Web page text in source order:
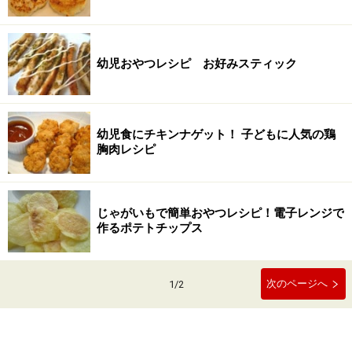
幼児おやつレシピ お好みスティック
幼児食にチキンナゲット！ 子どもに人気の鶏
胸肉レシピ
じゃがいもで簡単おやつレシピ！電子レンジで
作るポテトチップス
1/2 次のページへ